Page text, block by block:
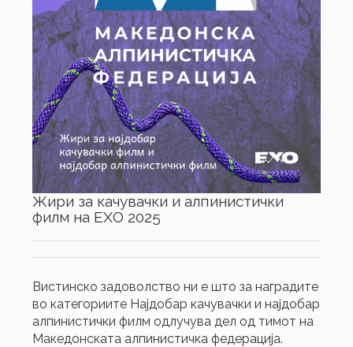
Жири за качувачки и алпинистички
филм на ЕХО 2025
Вистинско задоволство ни е што за наградите
во категориите Најдобар качувачки и најдобар
алпинистички филм одлучува дел од тимот на
Македонската алпинистичка федерација.